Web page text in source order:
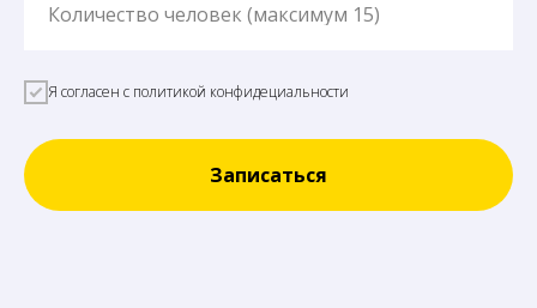
Количество человек (максимум 15)
Я согласен с политикой конфидециальности
Записаться